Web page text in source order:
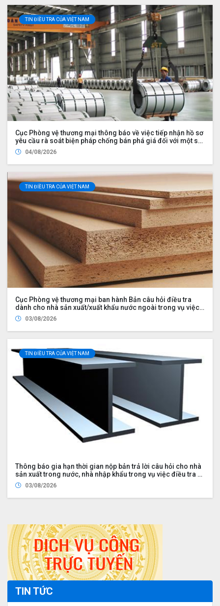
TIN ĐIỀU TRA CỦA VIỆT NAM
Cục Phòng vệ thương mại thông báo về việc tiếp nhận hồ sơ
yêu cầu rà soát biện pháp chống bán phá giá đối với một số
sản phẩm nhôm có xuất xứ từ Cộng hòa nhân dân Trung
Hoa
04/08/2026
TIN ĐIỀU TRA CỦA VIỆT NAM
Cục Phòng vệ thương mại ban hành Bản câu hỏi điều tra
dành cho nhà sản xuất/xuất khẩu nước ngoài trong vụ việc
rà soát nhà xuất khẩu mới trong vụ việc áp dụng biện pháp
chống bán phá giá đối với một số sản phẩm ván sợi gỗ (mã
số vụ việc NR01.AD21)
03/08/2026
TIN ĐIỀU TRA CỦA VIỆT NAM
Thông báo gia hạn thời gian nộp bản trả lời câu hỏi cho nhà
sản xuất trong nước, nhà nhập khẩu trong vụ việc điều tra rà
soát cuối kỳ việc áp dụng biện pháp chống bán phá giá đối
với một số sản phẩm thép hình chữ H có xuất xứ từ Cộng hòa
nhân dân Trung Hoa (Mã vụ việc: ER02.AD03)
03/08/2026
TIN TỨC